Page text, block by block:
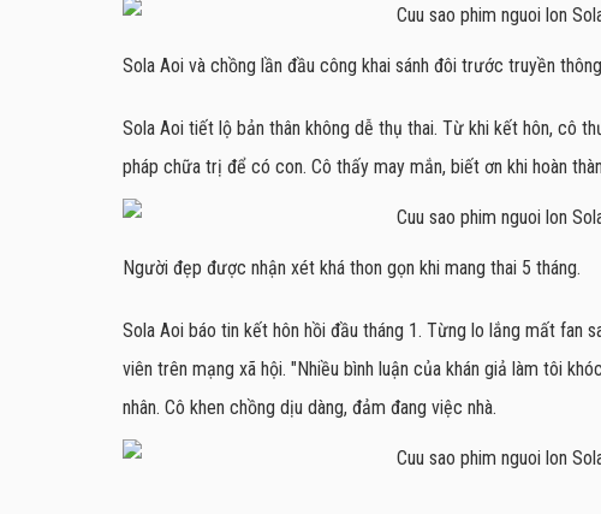
Sola Aoi và chồng lần đầu công khai sánh đôi trước truyền
Sola Aoi tiết lộ bản thân không dễ thụ thai. Từ khi kết hôn, cô
pháp chữa trị để có con. Cô thấy may mắn, biết ơn khi hoàn
Người đẹp được nhận xét khá thon gọn khi mang thai 5 tháng.
Sola Aoi báo tin kết hôn hồi đầu tháng 1. Từng lo lắng mất fan
viên trên mạng xã hội. "Nhiều bình luận của khán giả làm tôi
nhân. Cô khen chồng dịu dàng, đảm đang việc nhà.